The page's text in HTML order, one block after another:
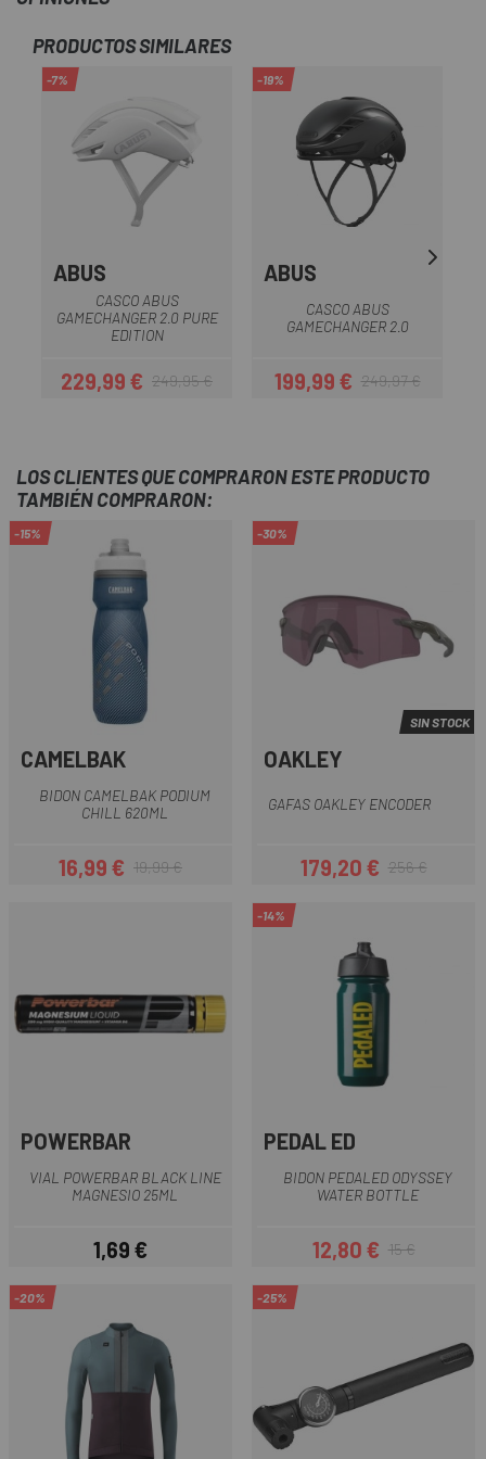
PRODUCTOS SIMILARES
-7%
ABUS
CASCO ABUS
GAMECHANGER 2.0 PURE
EDITION
Precio
229,99 €Precio regular
249,95 €
-19%
ABUS
CASCO ABUS
GAMECHANGER 2.0
Precio
199,99 €Precio regular
249,97 €
LOS CLIENTES QUE COMPRARON ESTE PRODUCTO
TAMBIÉN COMPRARON:
-15%
CAMELBAK
BIDON CAMELBAK PODIUM
CHILL 620ML
Precio
16,99 €Precio regular
19,99 €
-30%
SIN STOCK
OAKLEY
GAFAS OAKLEY ENCODER
Precio
179,20 €Precio regular
256 €
POWERBAR
VIAL POWERBAR BLACK LINE
MAGNESIO 25ML
Precio
1,69 €
-14%
PEDAL ED
BIDON PEDALED ODYSSEY
WATER BOTTLE
Precio
12,80 €Precio regular
15 €
-20% -25%